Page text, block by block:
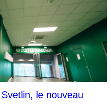
le nouveau